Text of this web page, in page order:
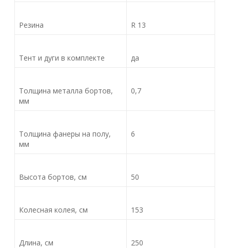
Резина R 13
Тент и дуги в комплекте да
Толщина металла бортов,
мм
0,7
Толщина фанеры на полу,
мм
6
Высота бортов, см 50
Колесная колея, см 153
Длина, см 250